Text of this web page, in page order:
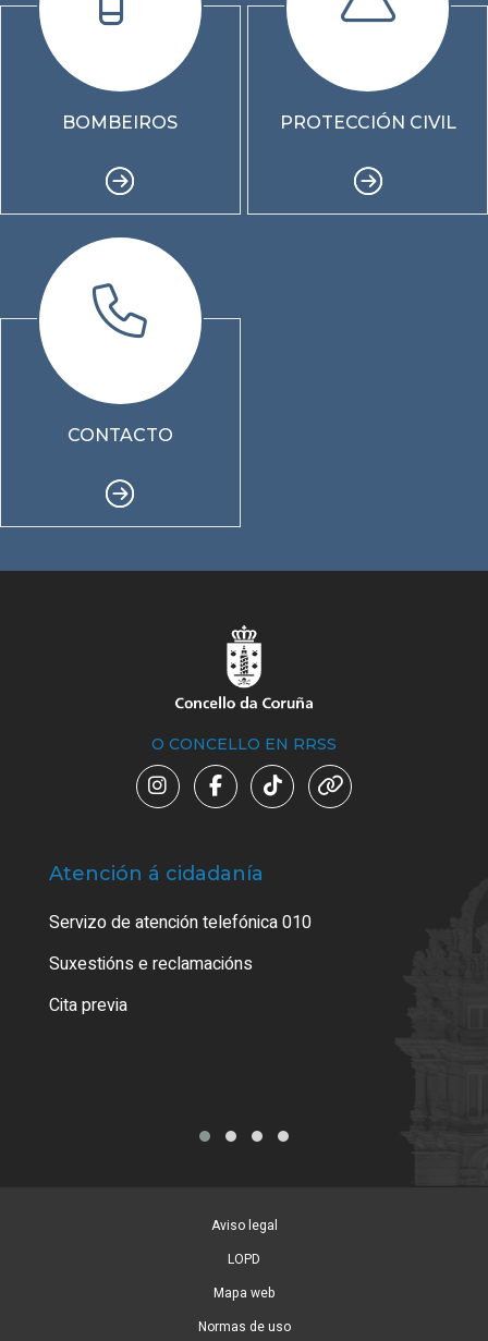
BOMBEIROS PROTECCIÓN CIVIL
CONTACTO
O CONCELLO EN RRSS
Atención á cidadanía
Servizo de atención telefónica 010
Suxestións e reclamacións
Cita previa
Aviso legal
LOPD
Mapa web
Normas de uso